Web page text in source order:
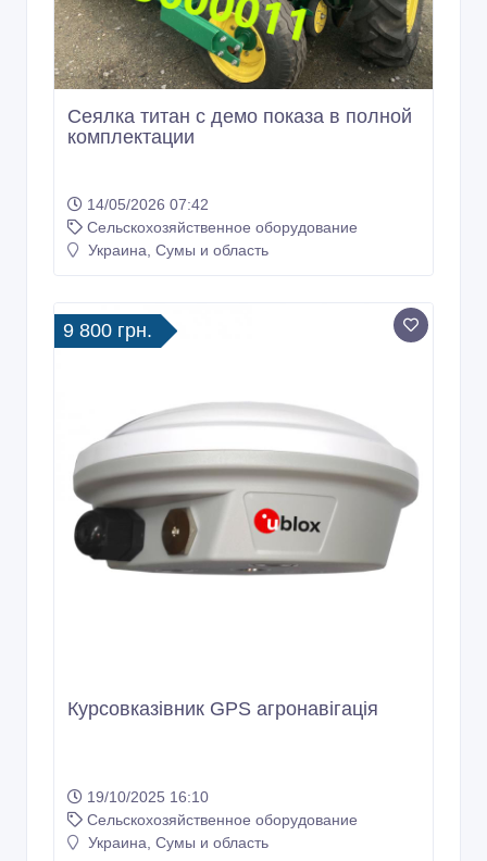
Сеялка титан с демо показа в полной
комплектации
14/05/2026 07:42
Сельскохозяйственное оборудование
Украина, Сумы и область
9 800 грн.
Курсовказівник GPS агронавігація
19/10/2025 16:10
Сельскохозяйственное оборудование
Украина, Сумы и область